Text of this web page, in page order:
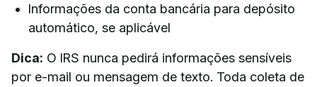
Informações da conta bancária para depósito
automático, se aplicável
Dica: O IRS nunca pedirá informações sensíveis
por e-mail ou mensagem de texto. Toda coleta de